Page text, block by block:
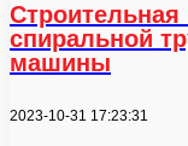
спиральной
машины
2023-10-31 17:23:31